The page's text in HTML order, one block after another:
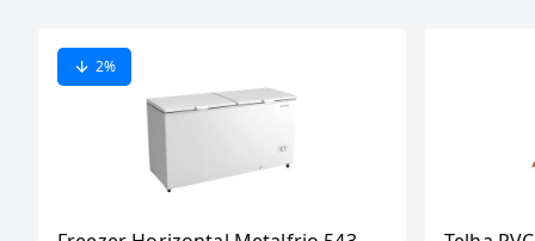
2%